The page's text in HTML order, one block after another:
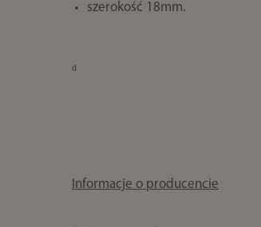
szerokość 18mm.
d
Informacje o producencie